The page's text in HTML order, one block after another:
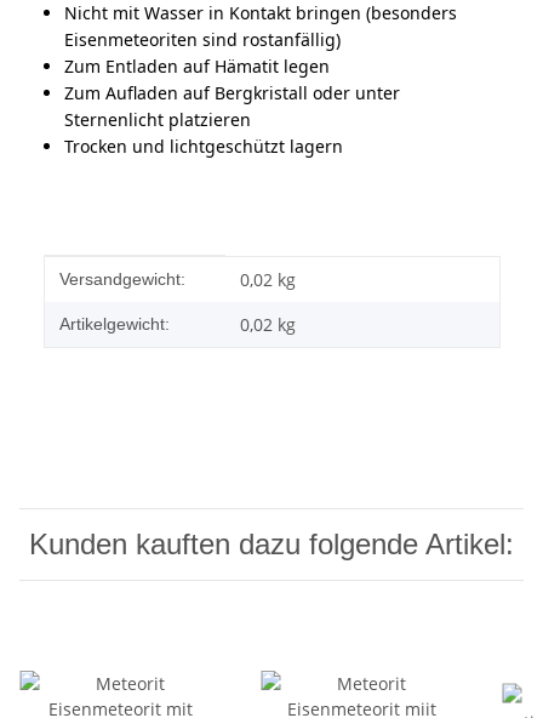
Nicht mit Wasser in Kontakt bringen (besonders
Eisenmeteoriten sind rostanfällig)
Zum Entladen auf Hämatit legen
Zum Aufladen auf Bergkristall oder unter
Sternenlicht platzieren
Trocken und lichtgeschützt lagern
Produkteigenschaft
Wert
Versandgewicht: 0,02 kg
Artikelgewicht: 0,02 kg
Kunden kauften dazu folgende Artikel: